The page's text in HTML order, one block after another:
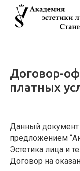
Договор-
платных
Данный
предложением
Эстетика лица и
Договор на